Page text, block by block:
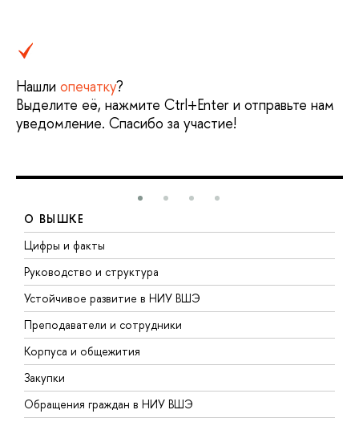
Нашли опечатку?
Выделите её, нажмите Ctrl+Enter и отправьте нам
уведомление. Спасибо за участие!
О ВЫШКЕ
Цифры и факты
Руководство и структура
Устойчивое развитие в НИУ ВШЭ
Преподаватели и сотрудники
Корпуса и общежития
Закупки
Обращения граждан в НИУ ВШЭ